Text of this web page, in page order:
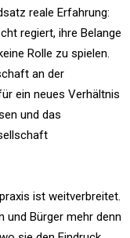
reale Erfahrung:
regiert, ihre Belange
Rolle zu spielen.
an der
ein neues Verhältnis
und das
ist weitverbreitet.
und Bürger mehr denn